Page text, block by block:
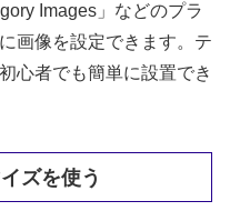
Images」などのプラ
画像を設定できます。テ
心者でも簡単に設置でき
ズを使う